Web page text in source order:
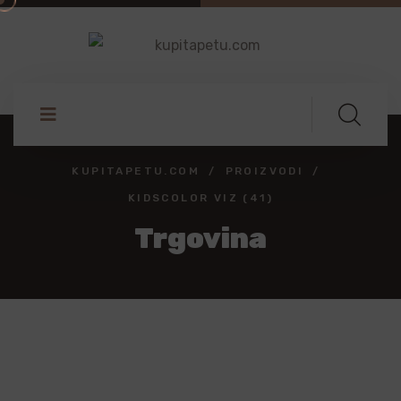
KUPITAPETU.COM PROIZVODI
KIDSCOLOR VIZ (41)
Trgovina